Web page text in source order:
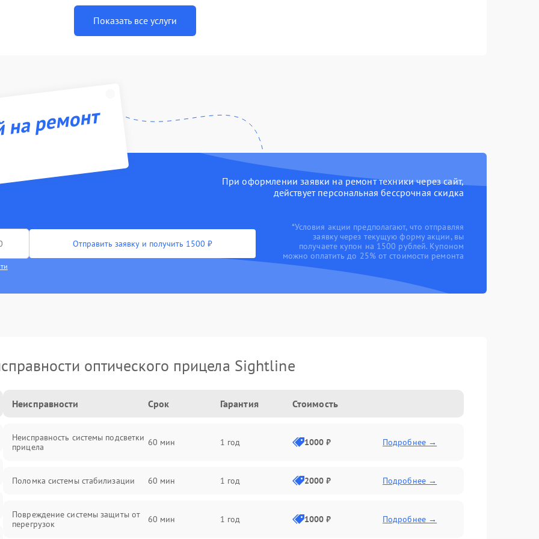
Показать все услуги
ремонт
При оформлении заявки на ремонт техники через сайт,
действует персональная бессрочная скидка
Отправить заявку и получить 1500 ₽
*Условия акции предполагают, что отправляя
заявку через текущую форму акции, вы
получаете купон на 1500 рублей. Купоном
можно оплатить до 25% от стоимости ремонта
оптического прицела Sightline
Неисправности Срок Гарантия Стоимость
Неисправность системы подсветки
прицела
60 мин 1 год 1000 ₽ Подробнее →
Поломка системы стабилизации 60 мин 1 год 2000 ₽ Подробнее →
Повреждение системы защиты от
перегрузок
60 мин 1 год 1000 ₽ Подробнее →